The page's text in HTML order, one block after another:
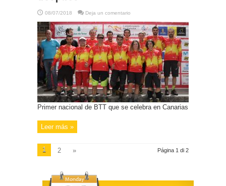
08/07/2018 Deja un comentario
Primer nacional de BTT que se celebra en Canarias
Leer más »
Página 1 di 2
1 2 »